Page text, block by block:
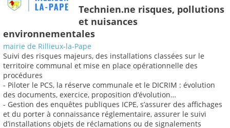
Technien.ne risques, pollutions
et nuisances
environnementales
mairie de Rillieux-la-Pape
Suivi des risques majeurs, des installations classées sur le
territoire communal et mise en place opérationnelle des
procédures
- Piloter le PCS, la réserve communale et le DICRIM : évolution
des documents, exercice, proposition d’évolution…
- Gestion des enquêtes publiques ICPE, s’assurer des affichages
et du porter à connaissance réglementaire, assurer le suivi
d’installations objets de réclamations ou de signalements